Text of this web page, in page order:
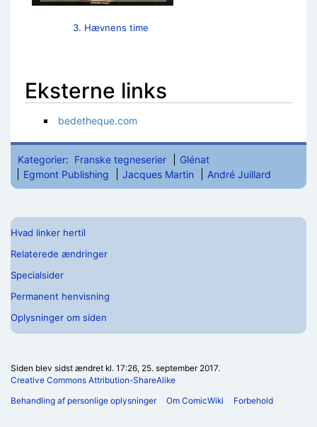
3. Hævnens time
Eksterne links
bedetheque.com
Kategorier: Franske tegneserier
Glénat
Egmont Publishing
Jacques Martin André Juillard
Hvad linker hertil
Relaterede ændringer
Specialsider
Permanent henvisning
Oplysninger om siden
Siden blev sidst ændret kl. 17:26, 25. september 2017.
Creative Commons Attribution-ShareAlike
Behandling af personlige oplysninger
Om ComicWiki Forbehold